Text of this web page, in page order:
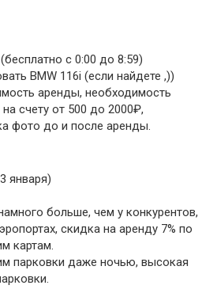
с 0:00 до 8:59)
BMW 116i (если найдете ,))
аренды, необходимость
счету от 500 до 2000₽,
фото до и после аренды.
января)
больше, чем у конкурентов,
скидка на аренду 7% по
картам.
парковки даже ночью, высокая